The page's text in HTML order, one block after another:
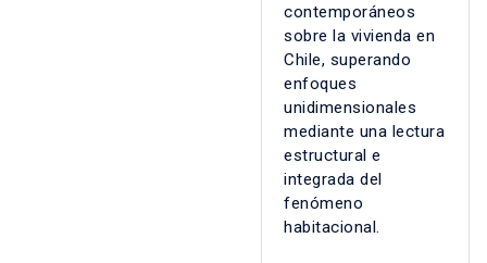
contemporáneos
sobre la vivienda en
Chile, superando
enfoques
unidimensionales
mediante una lectura
estructural e
integrada del
fenómeno
habitacional.